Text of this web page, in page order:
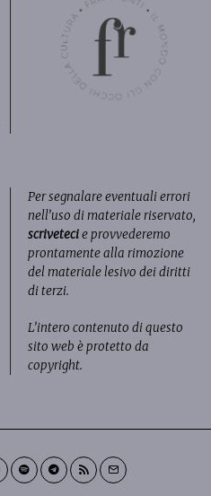
Per segnalare eventuali errori
nell’uso di materiale riservato,
scrivetecie provvederemo
prontamente alla rimozione
del materiale lesivo dei diritti
di terzi.
L’intero contenuto di questo
sito web è protetto da
copyright.